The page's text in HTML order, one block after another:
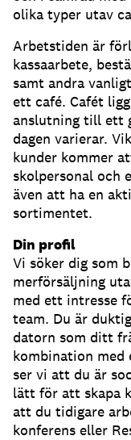
olika typer utav
Arbetstiden är
kassaarbete,
samt andra
ett café. Cafét
anslutning till ett
dagen varierar.
kunder kommer
skolpersonal och
även att ha en
sortimentet.
Din profil
Vi söker dig som
merförsäljning
med ett intresse
team. Du är
datorn som ditt
kombination med
ser vi att du är
lätt för att skapa
att du tidigare
konferens eller